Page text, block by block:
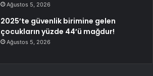
Ağustos 5, 2026
2025’te güvenlik birimine gelen
çocukların yüzde 44’ü mağdur!
Ağustos 5, 2026